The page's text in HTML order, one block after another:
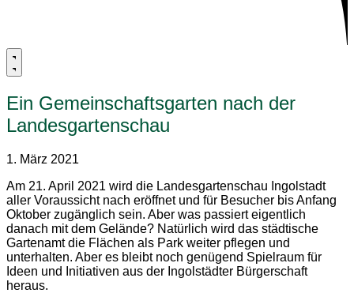
Ein Gemeinschaftsgarten nach der
Landesgartenschau
1. März 2021
Am 21. April 2021 wird die Landesgartenschau Ingolstadt
aller Voraussicht nach eröffnet und für Besucher bis Anfang
Oktober zugänglich sein. Aber was passiert eigentlich
danach mit dem Gelände? Natürlich wird das städtische
Gartenamt die Flächen als Park weiter pflegen und
unterhalten. Aber es bleibt noch genügend Spielraum für
Ideen und Initiativen aus der Ingolstädter Bürgerschaft
heraus.